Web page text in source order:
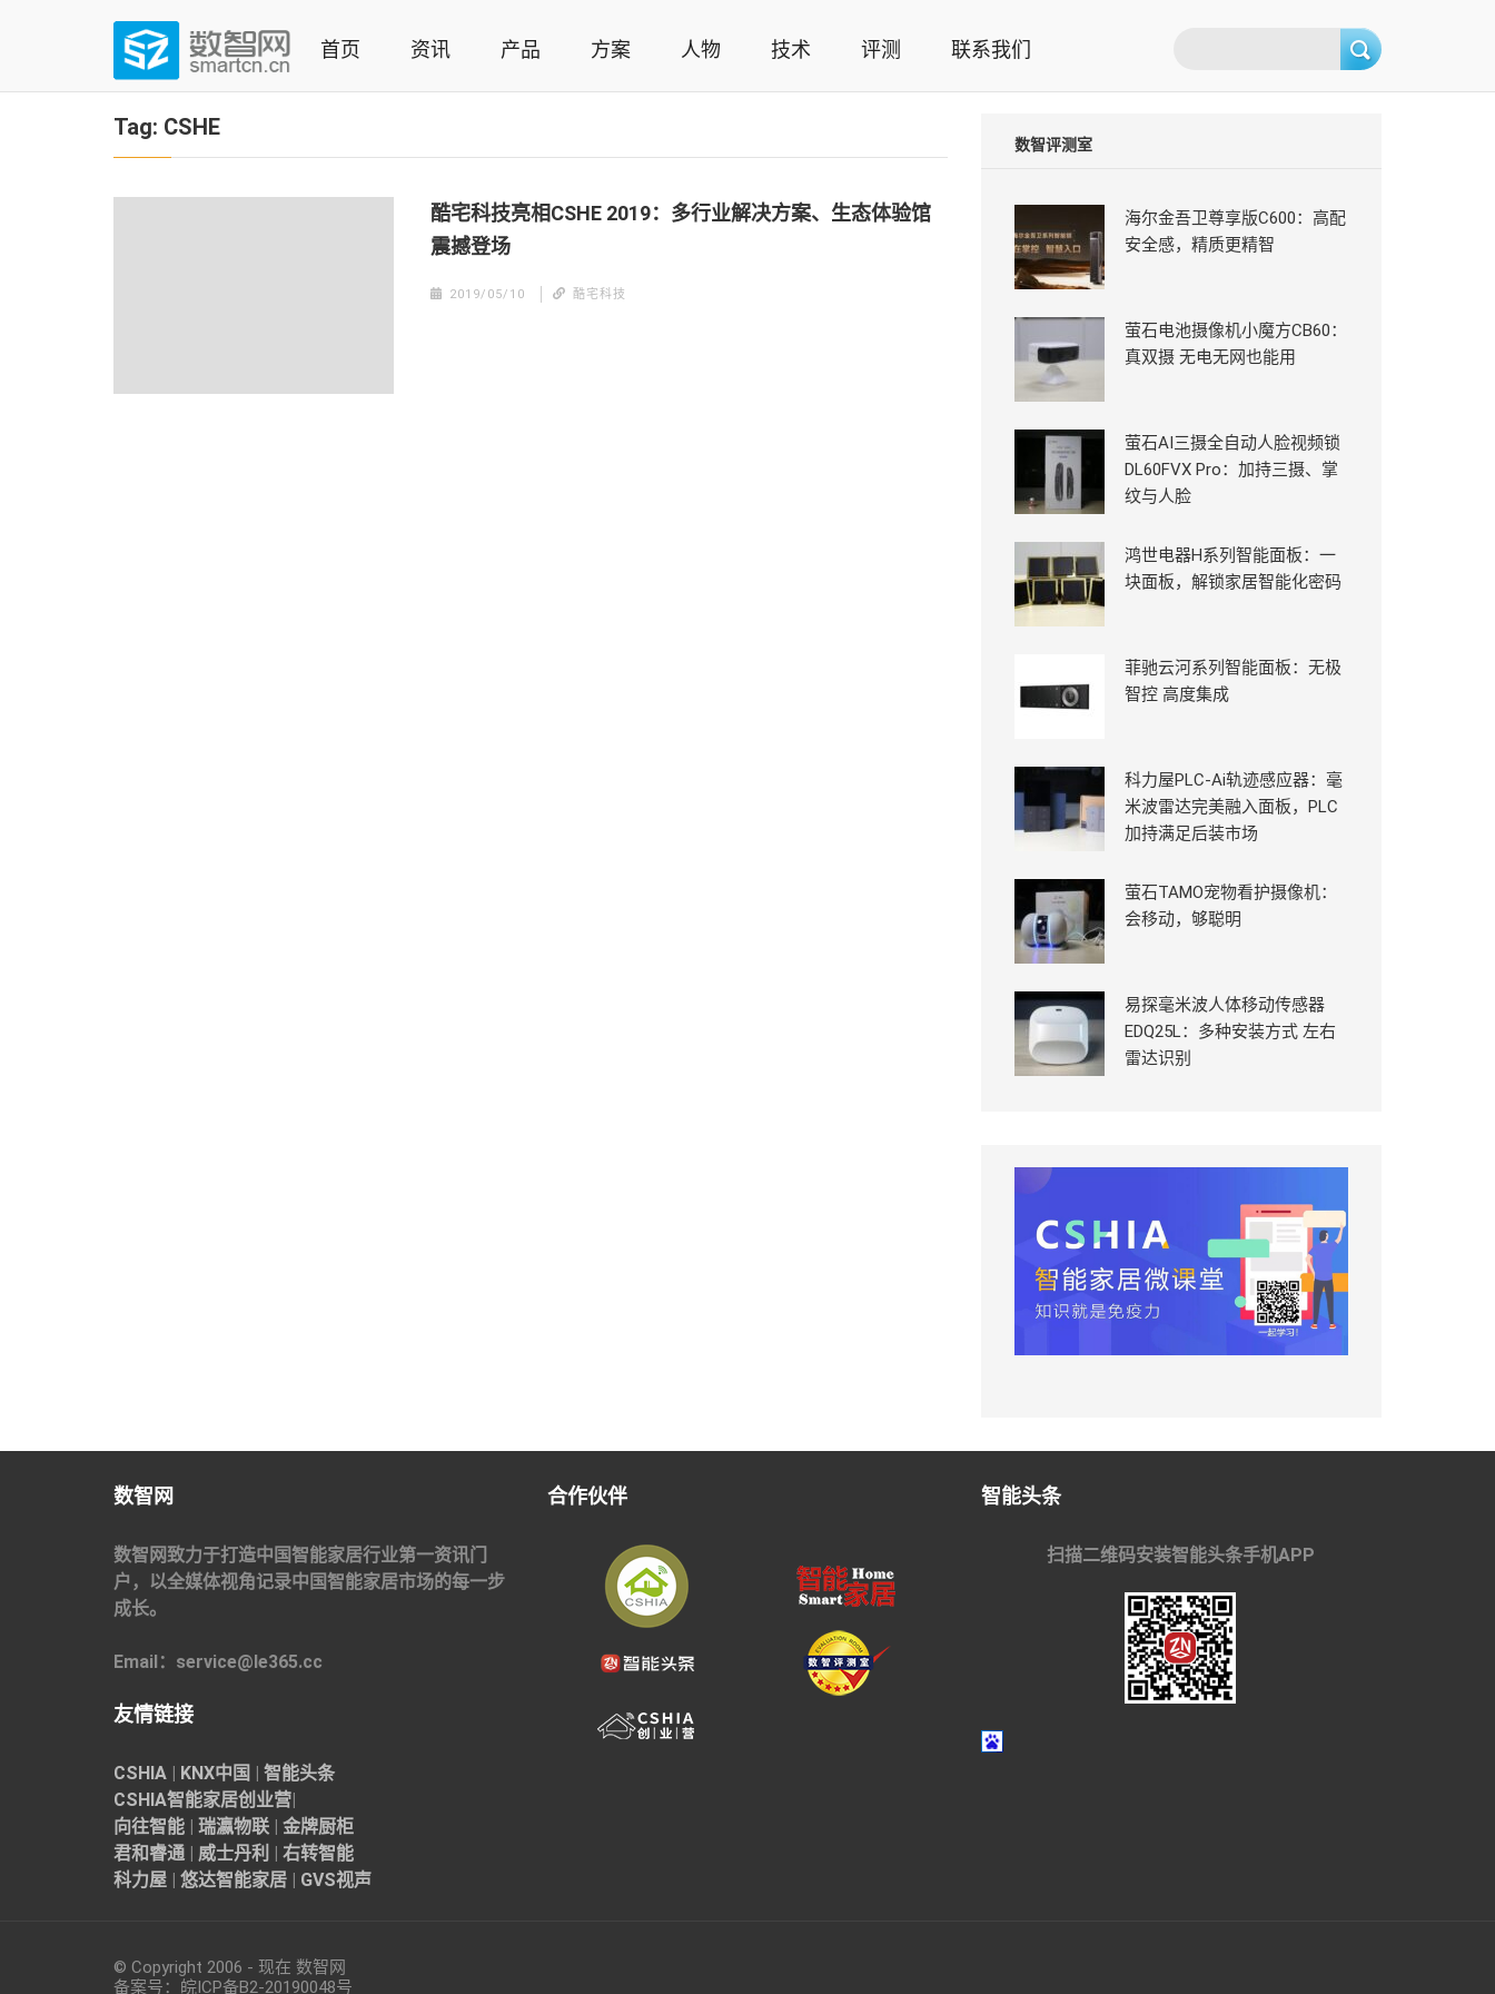
(Press
数智网
智能家居第一资讯门户 | 智能家居系统，智能家居产品，智能家居解决方案，智能家居技术应用，智能家居行业观点，智能家居项目案例
首页 资讯 产品 方案 人物 技术 评测 联系我们
Tag: CSHE
酷宅科技亮相CSHE 2019：多行业解决方案、生态体验馆
震撼登场
2019/05/10 酷宅科技
数智评测室
海尔金吾卫尊享版C600：高配
安全感，精质更精智
萤石电池摄像机小魔方CB60：
真双摄 无电无网也能用
萤石AI三摄全自动人脸视频锁
DL60FVX Pro：加持三摄、掌
纹与人脸
鸿世电器H系列智能面板：一
块面板，解锁家居智能化密码
菲驰云河系列智能面板：无极
智控 高度集成
科力屋PLC-Ai轨迹感应器：毫
米波雷达完美融入面板，PLC
加持满足后装市场
萤石TAMO宠物看护摄像机：
会移动，够聪明
易探毫米波人体移动传感器
EDQ25L：多种安装方式 左右
雷达识别
数智网
数智网致力于打造中国智能家居行业第一资讯门
户，以全媒体视角记录中国智能家居市场的每一步
成长。
Email：service@le365.cc
友情链接
CSHIA | KNX中国 | 智能头条
CSHIA智能家居创业营|
向往智能 | 瑞瀛物联 | 金牌厨柜
君和睿通 | 威士丹利 | 右转智能
科力屋 | 悠达智能家居 | GVS视声
合作伙伴 智能头条
扫描二维码安装智能头条手机APP
© Copyright 2006 - 现在 数智网
备案号： 皖ICP备B2-20190048号